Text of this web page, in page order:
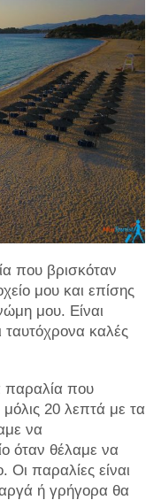
που βρισκόταν
μου και επίσης
μου. Είναι
ταυτόχρονα καλές
παραλία που
20 λεπτά με τα
να
όταν θέλαμε να
Οι παραλίες είναι
αργά ή γρήγορα θα